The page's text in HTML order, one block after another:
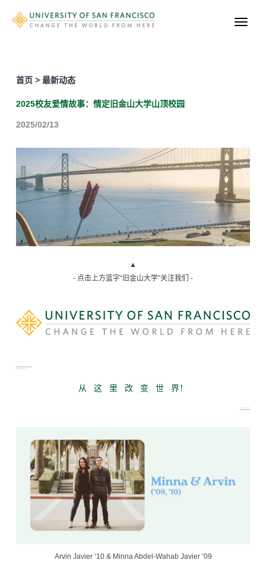
首页 > 最新动态
2025校友爱情故事：情定旧金山大学山顶校园
2025/02/13
▲
- 点击上方蓝字“旧金山大学”关注我们 -
从 这 里 改 变 世 界！
Arvin Javier ’10 & Minna Abdel-Wahab Javier ’09